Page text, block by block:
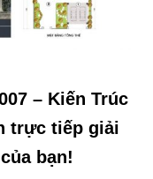
– Kiến Trúc
trực tiếp giải
bạn!